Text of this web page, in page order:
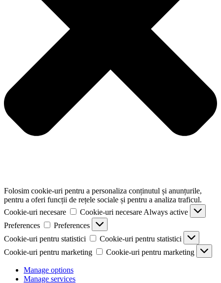
Folosim cookie-uri pentru a personaliza conținutul și anunțurile,
pentru a oferi funcții de rețele sociale și pentru a analiza traficul.
Cookie-uri necesare
Cookie-uri necesare Always active
Preferences
Preferences
Cookie-uri pentru statistici
Cookie-uri pentru statistici
Cookie-uri pentru marketing
Cookie-uri pentru marketing
Manage options
Manage services